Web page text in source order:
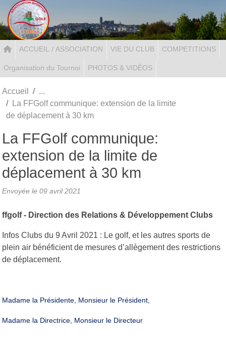
ACCUEIL / ASSOCIATION VIE DU CLUB COMPETITIONS
Organisation du Tournoi PHOTOS & VIDÉOS
Accueil
La FFGolf communique: extension de la limite
de déplacement à 30 km
La FFGolf communique:
extension de la limite de
déplacement à 30 km
Envoyée le 09 avril 2021
ffgolf - Direction des Relations & Développement Clubs
Infos Clubs du 9 Avril 2021 : Le golf, et les autres sports de
plein air bénéficient de mesures d’allègement des restrictions
de déplacement.
Madame la Présidente, Monsieur le Président,
Madame la Directrice, Monsieur le Directeur
Panneau de gestion des cookies